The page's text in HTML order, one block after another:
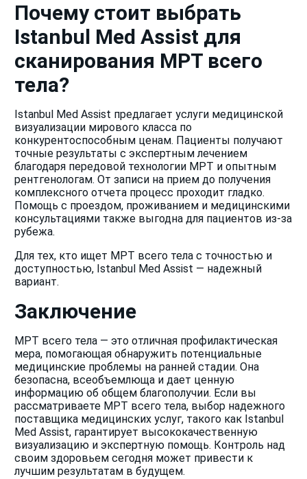
Почему стоит выбрать
Istanbul Med Assist для
сканирования МРТ всего
тела?
Istanbul Med Assist предлагает услуги медицинской
визуализации мирового класса по
конкурентоспособным ценам. Пациенты получают
точные результаты с экспертным лечением
благодаря передовой технологии МРТ и опытным
рентгенологам. От записи на прием до получения
комплексного отчета процесс проходит гладко.
Помощь с проездом, проживанием и медицинскими
консультациями также выгодна для пациентов из-за
рубежа.
Для тех, кто ищет МРТ всего тела с точностью и
доступностью, Istanbul Med Assist — надежный
вариант.
Заключение
МРТ всего тела — это отличная профилактическая
мера, помогающая обнаружить потенциальные
медицинские проблемы на ранней стадии. Она
безопасна, всеобъемлюща и дает ценную
информацию об общем благополучии. Если вы
рассматриваете МРТ всего тела, выбор надежного
поставщика медицинских услуг, такого как Istanbul
Med Assist, гарантирует высококачественную
визуализацию и экспертную помощь. Контроль над
своим здоровьем сегодня может привести к
лучшим результатам в будущем.